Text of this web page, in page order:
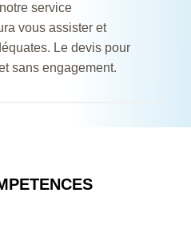
service
vous assister et
Le devis pour
sans engagement.